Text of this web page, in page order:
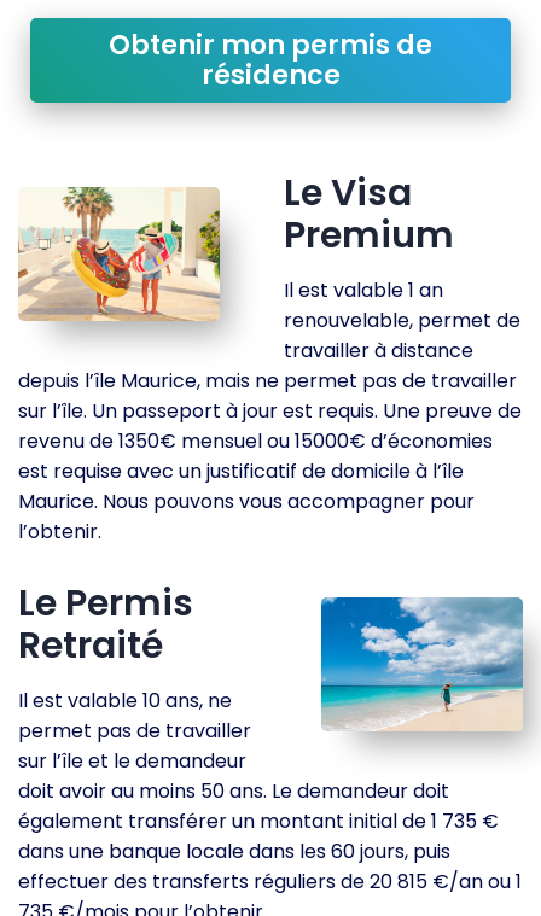
Obtenir mon permis de
résidence
Le Visa
Premium
Il est valable 1 an
renouvelable, permet de
travailler à distance
depuis l’île Maurice, mais ne permet pas de travailler
sur l’île. Un passeport à jour est requis. Une preuve de
revenu de 1350€ mensuel ou 15000€ d’économies
est requise avec un justificatif de domicile à l’île
Maurice. Nous pouvons vous accompagner pour
l’obtenir.
Le Permis
Retraité
Il est valable 10 ans, ne
permet pas de travailler
sur l’île et le demandeur
doit avoir au moins 50 ans. Le demandeur doit
également transférer un montant initial de 1 735 €
dans une banque locale dans les 60 jours, puis
effectuer des transferts réguliers de 20 815 €/an ou 1